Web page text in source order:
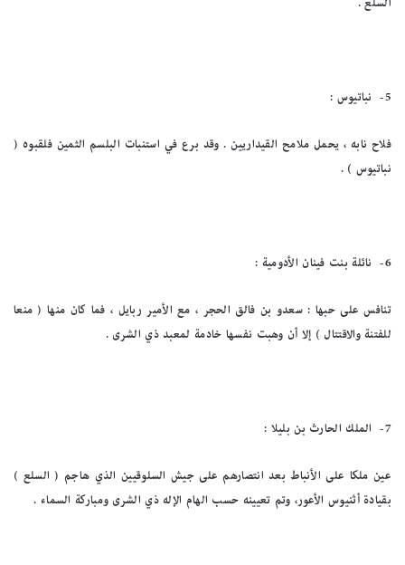
5- نباتيوس :
فلاح نابه ، يحمل ملامح القيداريين . وقد برع في استنبات البلسم الثمين فلقبوه (
نباتيوس ) .
6- نائلة بنت فينان الأدومية :
تنافس على حبها : سعدو بن فالق الحجر ، مع الأمير ربايل ، فما كان منها ( منعا
للفتنة والاقتتال ) إلا أن وهبت نفسها خادمة لمعبد ذي الشرى .
7- الملك الحارث بن بليلا :
عين ملكا على الأنباط بعد انتصارهم على جيش السلوقيين الذي هاجم ( السلع )
بقيادة أثنيوس الأعور، وتم تعيينه حسب الهام الإله ذي الشرى ومباركة السماء .